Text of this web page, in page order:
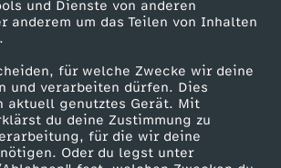
und Dienste von anderen
anderem um das Teilen von Inhalten
für welche Zwecke wir deine
und verarbeiten dürfen. Dies
aktuell genutztes Gerät. Mit
du deine Zustimmung zu
für die wir deine
Oder du legst unter